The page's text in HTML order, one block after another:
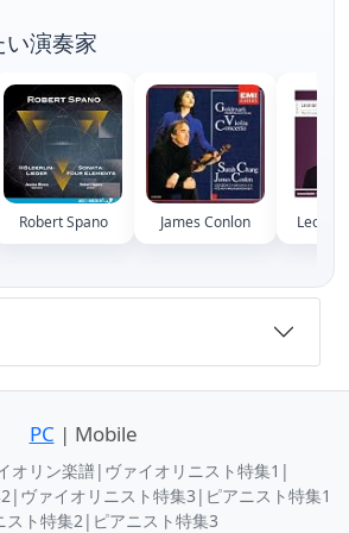
演奏家
Robert Spano James Conlon
PC | Mobile
オリン楽譜| ヴァイオリニスト特集1 |
| ヴァイオリニスト特集3 | ピアニスト特集1
スト特集2 | ピアニスト特集3